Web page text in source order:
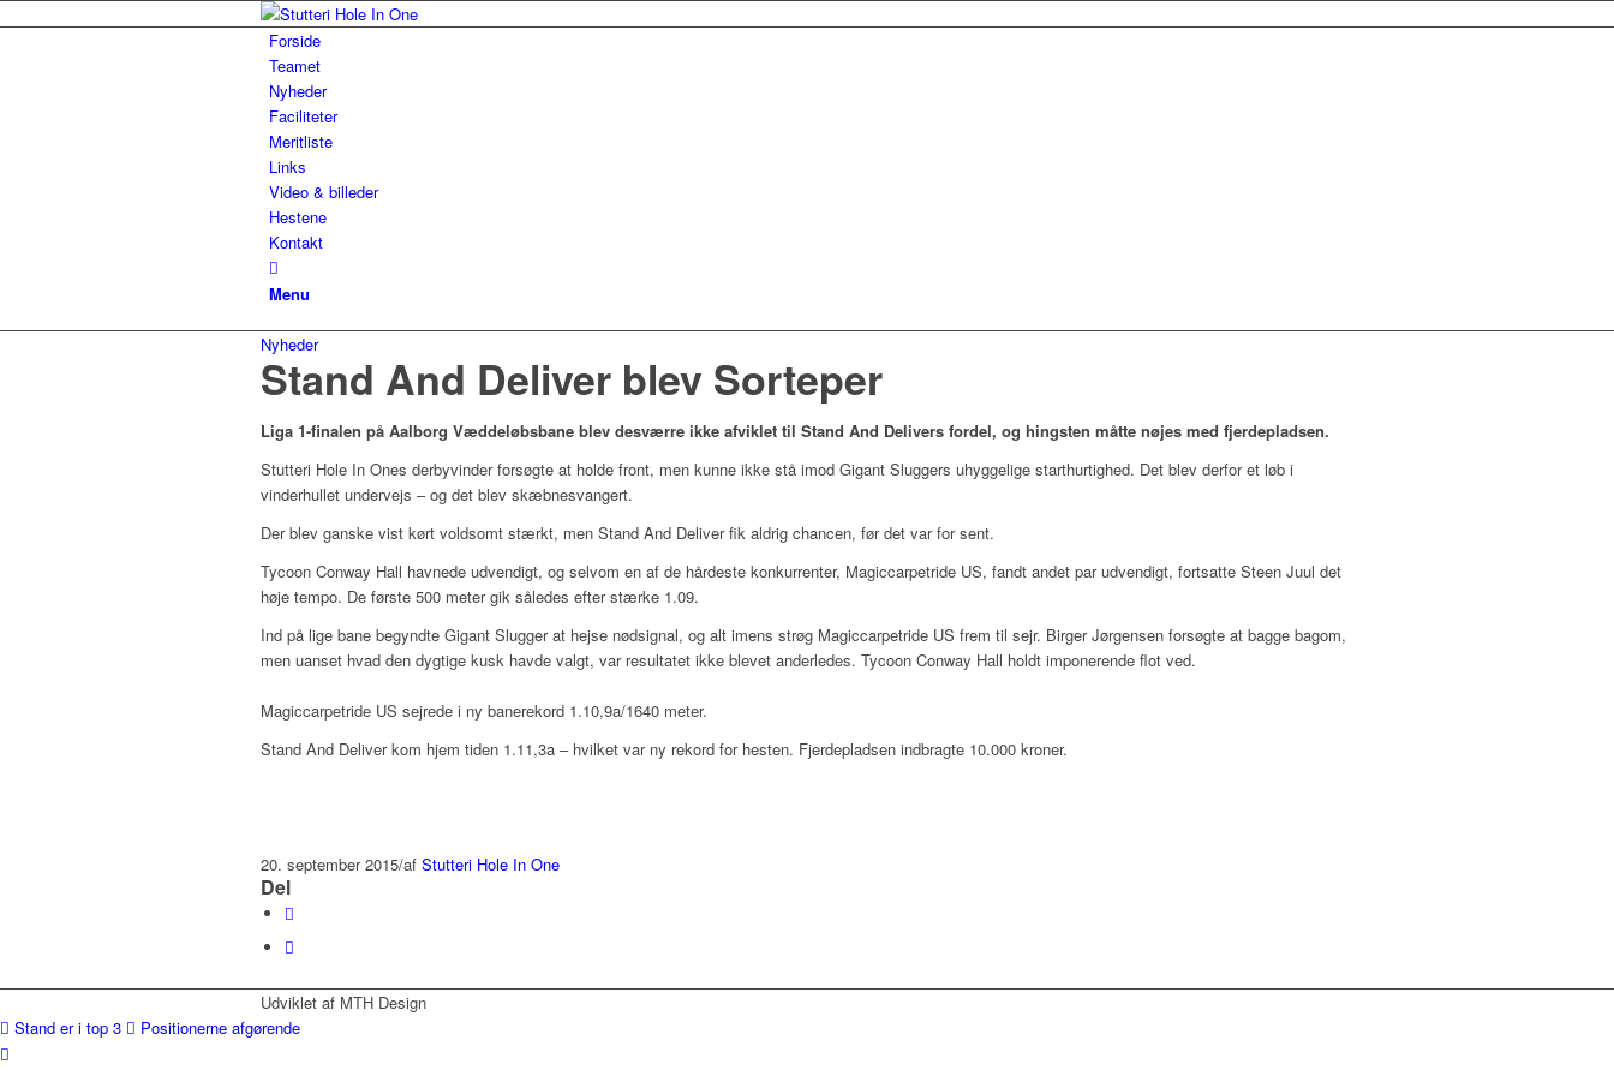
Forside
Teamet
Nyheder
Faciliteter
Meritliste
Links
Video & billeder
Hestene
Kontakt
Menu
Nyheder
Stand And Deliver blev Sorteper
Liga 1-finalen på Aalborg Væddeløbsbane blev desværre ikke afviklet til Stand And Delivers fordel, og hingsten måtte nøjes med fjerdepladsen.
Stutteri Hole In Ones derbyvinder forsøgte at holde front, men kunne ikke stå imod Gigant Sluggers uhyggelige starthurtighed. Det blev derfor et løb i
vinderhullet undervejs – og det blev skæbnesvangert.
Der blev ganske vist kørt voldsomt stærkt, men Stand And Deliver fik aldrig chancen, før det var for sent.
Tycoon Conway Hall havnede udvendigt, og selvom en af de hårdeste konkurrenter, Magiccarpetride US, fandt andet par udvendigt, fortsatte Steen Juul det
høje tempo. De første 500 meter gik således efter stærke 1.09.
Ind på lige bane begyndte Gigant Slugger at hejse nødsignal, og alt imens strøg Magiccarpetride US frem til sejr. Birger Jørgensen forsøgte at bagge bagom,
men uanset hvad den dygtige kusk havde valgt, var resultatet ikke blevet anderledes. Tycoon Conway Hall holdt imponerende flot ved.
Magiccarpetride US sejrede i ny banerekord 1.10,9a/1640 meter.
Stand And Deliver kom hjem tiden 1.11,3a – hvilket var ny rekord for hesten. Fjerdepladsen indbragte 10.000 kroner.
20. september 2015/af Stutteri Hole In One
Del
Udviklet af MTH Design
Stand er i top 3
Positionerne afgørende